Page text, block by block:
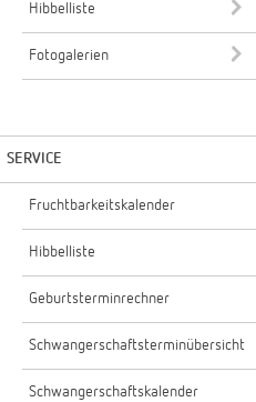
Hibbelliste
Fotogalerien
SERVICE
Fruchtbarkeitskalender
Hibbelliste
Geburtsterminrechner
Schwangerschaftsterminübersicht
Schwangerschaftskalender